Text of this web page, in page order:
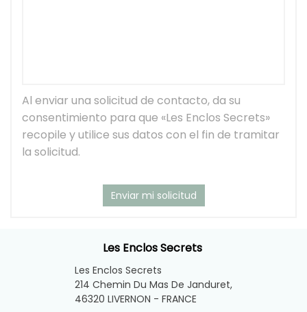
Al enviar una solicitud de contacto, da su
consentimiento para que «Les Enclos Secrets»
recopile y utilice sus datos con el fin de tramitar
la solicitud.
Les Enclos Secrets
Les Enclos Secrets
214 Chemin Du Mas De Janduret,
46320 LIVERNON - FRANCE